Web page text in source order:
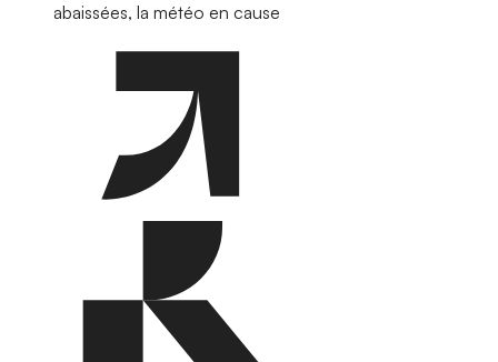
abaissées, la météo en cause